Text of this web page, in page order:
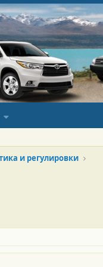
и регулировки